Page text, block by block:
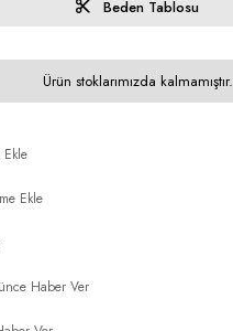
Beden Tablosu
Ürün stoklarımızda kalmamıştır.
Ekle
Ekle
Haber Ver